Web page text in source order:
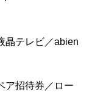
晶テレビ／abien
ア招待券／ロー